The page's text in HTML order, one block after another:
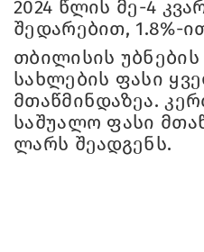
2024 წლის მე-4
შედარებით, 1.8%-
თბილისის
სახლების ფასი
მთაწმინდაზეა.
საშუალო ფასი
ლარს შეადგენს.